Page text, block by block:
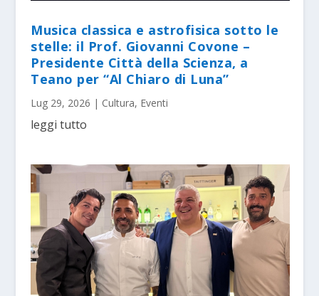
Musica classica e astrofisica sotto le
stelle: il Prof. Giovanni Covone –
Presidente Città della Scienza, a
Teano per “Al Chiaro di Luna”
Lug 29, 2026 | Cultura, Eventi
leggi tutto